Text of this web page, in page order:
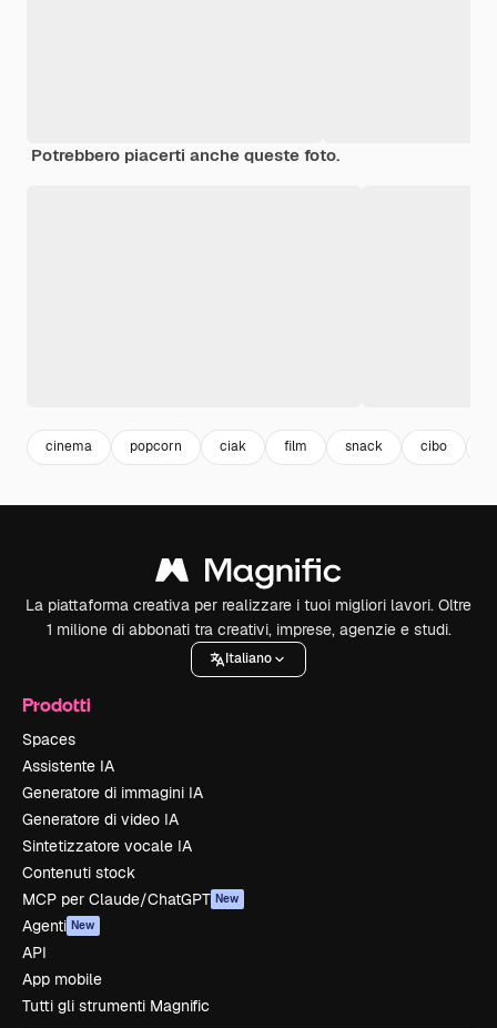
Potrebbero piacerti anche queste foto.
cinema popcorn ciak film snack cibo
La piattaforma creativa per realizzare i tuoi migliori lavori. Oltre
1 milione di abbonati tra creativi, imprese, agenzie e studi.
Italiano
Prodotti
Spaces
Assistente IA
Generatore di immagini IA
Generatore di video IA
Sintetizzatore vocale IA
Contenuti stock
MCP per Claude/ChatGPT New
Agenti New
API
App mobile
Tutti gli strumenti Magnific